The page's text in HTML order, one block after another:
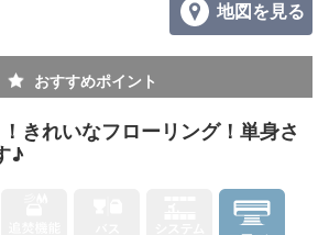
地図を見る
おすすめポイント
きれいなフローリング！単身さ
♪